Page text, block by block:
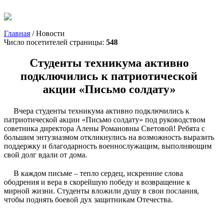
Главная /Новости
Число посетителей страницы: 548
Студенты техникума активно
подключились к патриотической
акции «Письмо солдату»
Вчера студенты техникума активно подключились к
патриотической акции «Письмо солдату» под руководством
советника директора Алены Романовны Световой! Ребята с
большим энтузиазмом откликнулись на возможность выразить
поддержку и благодарность военнослужащим, выполняющим
свой долг вдали от дома.
В каждом письме – тепло сердец, искренние слова
ободрения и вера в скорейшую победу и возвращение к
мирной жизни. Студенты вложили душу в свои послания,
чтобы поднять боевой дух защитникам Отечества.